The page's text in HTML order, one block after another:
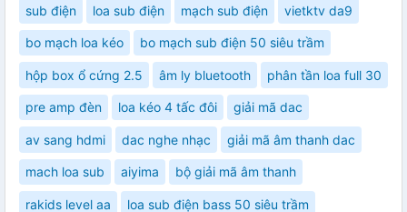
sub điện loa sub điện mạch sub điện vietktv da9
bo mạch loa kéo bo mạch sub điện 50 siêu trầm
hộp box ổ cứng 2.5 âm ly bluetooth phân tần loa full 30
pre amp đèn loa kéo 4 tấc đôi giải mã dac
av sang hdmi dac nghe nhạc giải mã âm thanh dac
mach loa sub aiyima bộ giải mã âm thanh
rakids level aa loa sub điện bass 50 siêu trầm